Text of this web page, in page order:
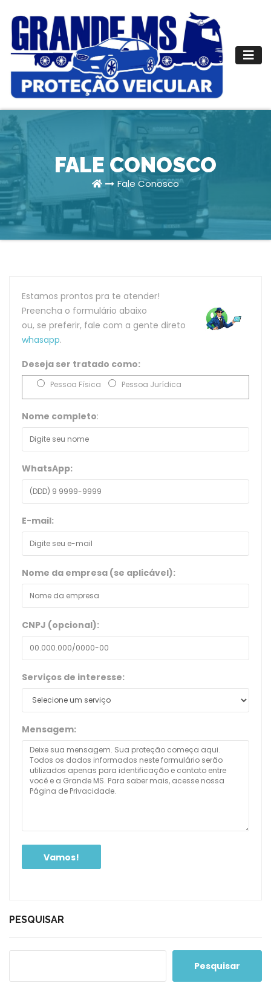
para
conteúdo
FALE CONOSCO
Fale Conosco
Estamos prontos pra te atender!
Preencha o formulário abaixo
ou, se preferir, fale com a gente direto
whasapp.
Deseja ser tratado como:
Pessoa Física Pessoa Jurídica
Nome completo:
WhatsApp:
E-mail:
Nome da empresa (se aplicável):
CNPJ (opcional):
Serviços de interesse:
Mensagem:
PESQUISAR
Pesquisar